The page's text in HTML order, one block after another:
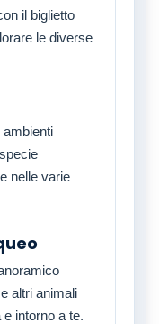
il biglietto
le diverse
ambienti
nelle varie
altri animali
intorno a te.